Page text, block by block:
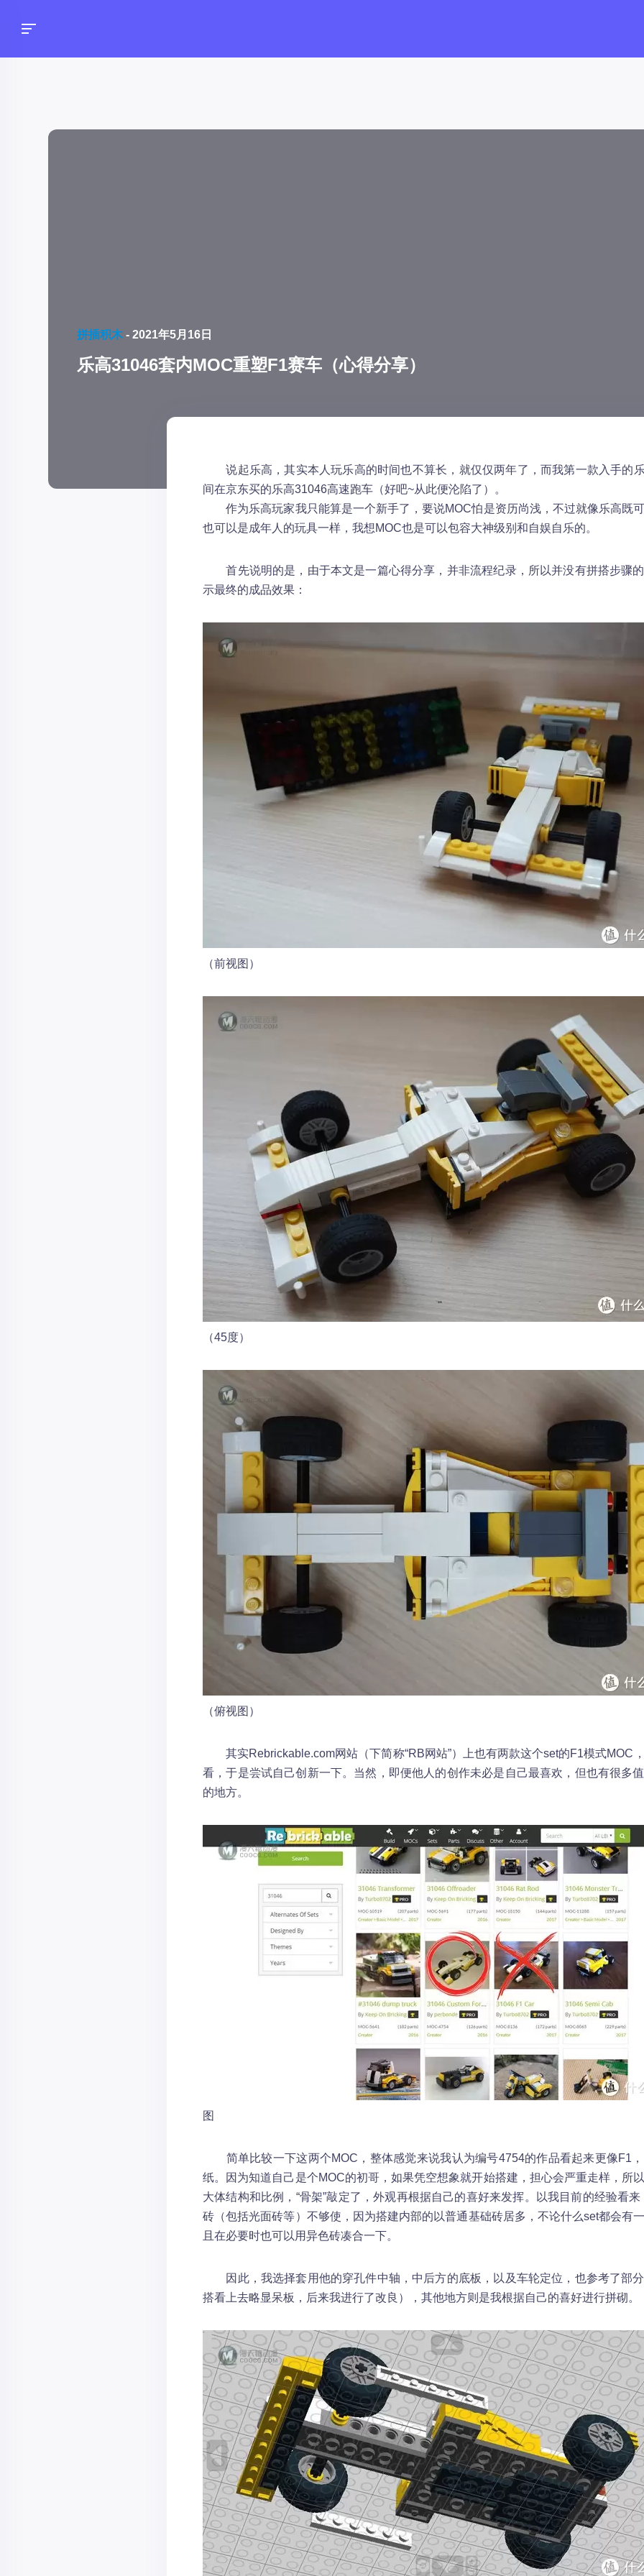
拼插积木 - 2021年5月16日
乐高31046套内MOC重塑F1赛车（心得分享）
说起乐高，其实本人玩乐高的时间也不算长，就仅仅两年了，而我第一款入手的
间在京东买的乐高31046高速跑车（好吧~从此便沦陷了）。
作为乐高玩家我只能算是一个新手了，要说MOC怕是资历尚浅，不过就像乐高既
也可以是成年人的玩具一样，我想MOC也是可以包容大神级别和自娱自乐的。
首先说明的是，由于本文是一篇心得分享，并非流程纪录，所以并没有拼搭步骤
示最终的成品效果：
（前视图）
（45度）
（俯视图）
其实Rebrickable.com网站（下简称“RB网站”）上也有两款这个set的F1模式MOC
看，于是尝试自己创新一下。当然，即便他人的创作未必是自己最喜欢，但也有很多
的地方。
图
简单比较一下这两个MOC，整体感觉来说我认为编号4754的作品看起来更像F1
纸。因为知道自己是个MOC的初哥，如果凭空想象就开始搭建，担心会严重走样，所
大体结构和比例，“骨架”敲定了，外观再根据自己的喜好来发挥。以我目前的经验看
砖（包括光面砖等）不够使，因为搭建内部的以普通基础砖居多，不论什么set都会有
且在必要时也可以用异色砖凑合一下。
因此，我选择套用他的穿孔件中轴，中后方的底板，以及车轮定位，也参考了部
搭看上去略显呆板，后来我进行了改良），其他地方则是我根据自己的喜好进行拼砌。